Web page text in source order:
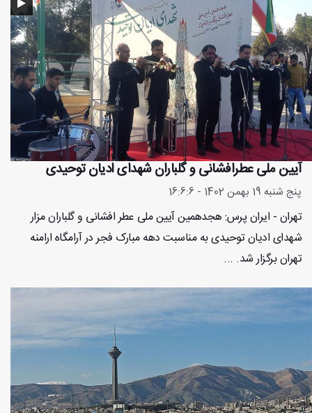
آیین ملی عطرافشانی و گلباران شهدای ادیان توحیدی
پنج شنبه 19 بهمن 1402 - 16:6:6
تهران - ایران پرس: هجدهمین آیین ملی عطر افشانی و گلباران مزار
شهدای ادیان توحیدی به مناسبت دهه مبارک فجر در آرامگاه ارامنه
تهران برگزار شد. ...